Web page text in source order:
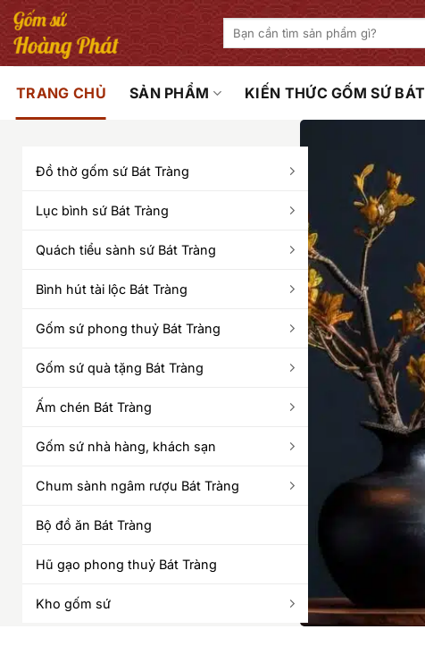
Bỏ
qua
nội
Tìm
kiếm:
Đồ thờ gốm sứ Bát Tràng
Lục bình sứ Bát Tràng
Quách tiểu sành sứ Bát Tràng
Bình hút tài lộc Bát Tràng
Gốm sứ phong thuỷ Bát Tràng
Gốm sứ quà tặng Bát Tràng
Ấm chén Bát Tràng
Gốm sứ nhà hàng, khách sạn
Chum sành ngâm rượu Bát Tràng
Bộ đồ ăn Bát Tràng
Hũ gạo phong thuỷ Bát Tràng
Kho gốm sứ
TRANG CHỦ SẢN PHẨM KIẾN THỨC GỐM SỨ